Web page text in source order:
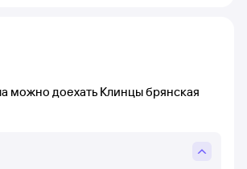
можно доехать Клинцы брянская